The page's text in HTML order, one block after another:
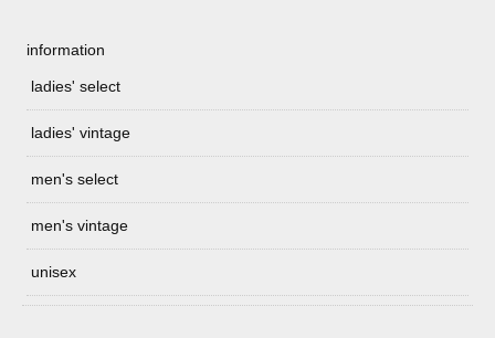
information
ladies' select
ladies' vintage
men's select
men's vintage
unisex